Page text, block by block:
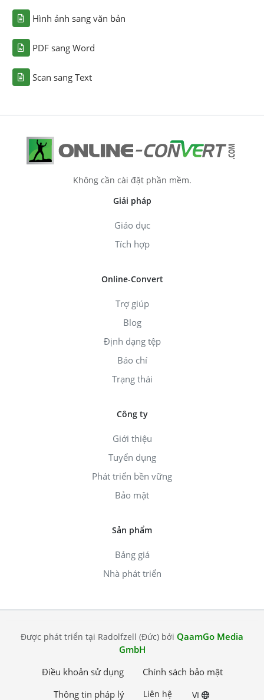
Hình ảnh sang văn bản
PDF sang Word
Scan sang Text
Không cần cài đặt phần mềm.
Giải pháp
Giáo dục
Tích hợp
Online-Convert
Trợ giúp
Blog
Định dạng tệp
Báo chí
Trạng thái
Công ty
Giới thiệu
Tuyển dụng
Phát triển bền vững
Bảo mật
Sản phẩm
Bảng giá
Nhà phát triển
Được phát triển tại Radolfzell (Đức) bởi QaamGo Media
GmbH
Điều khoản sử dụng
Chính sách bảo mật
Thông tin pháp lý
Liên hệ VI